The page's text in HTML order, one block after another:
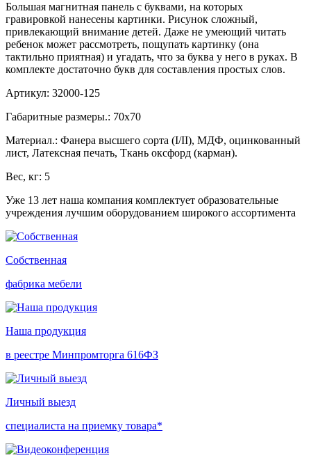
Большая магнитная панель с буквами, на которых
гравировкой нанесены картинки. Рисунок сложный,
привлекающий внимание детей. Даже не умеющий читать
ребенок может рассмотреть, пощупать картинку (она
тактильно приятная) и угадать, что за буква у него в руках. В
комплекте достаточно букв для составления простых слов.
Артикул: 32000-125
Габаритные размеры.: 70х70
Материал.: Фанера высшего сорта (I/II), МДФ, оцинкованный
лист, Латексная печать, Ткань оксфорд (карман).
Вес, кг: 5
Уже 13 лет наша компания комплектует образовательные
учреждения лучшим оборудованием широкого ассортимента
Собственная
фабрика мебели
Наша продукция
в реестре Минпромторга 616ФЗ
Личный выезд
специалиста на приемку товара*